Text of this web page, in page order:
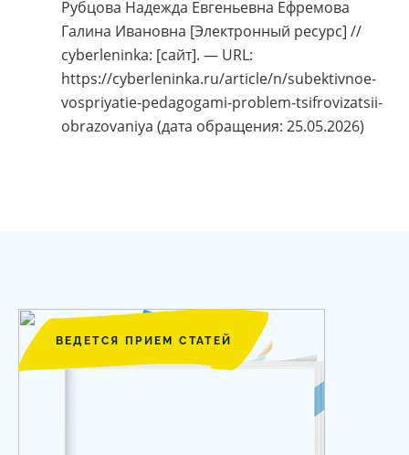
Рубцова Надежда Евгеньевна Ефремова
Галина Ивановна [Электронный ресурс] //
cyberleninka: [сайт]. — URL:
https://cyberleninka.ru/article/n/subektivnoe-
vospriyatie-pedagogami-problem-tsifrovizatsii-
obrazovaniya (дата обращения: 25.05.2026)
ВЕДЕТСЯ ПРИЕМ СТАТЕЙ